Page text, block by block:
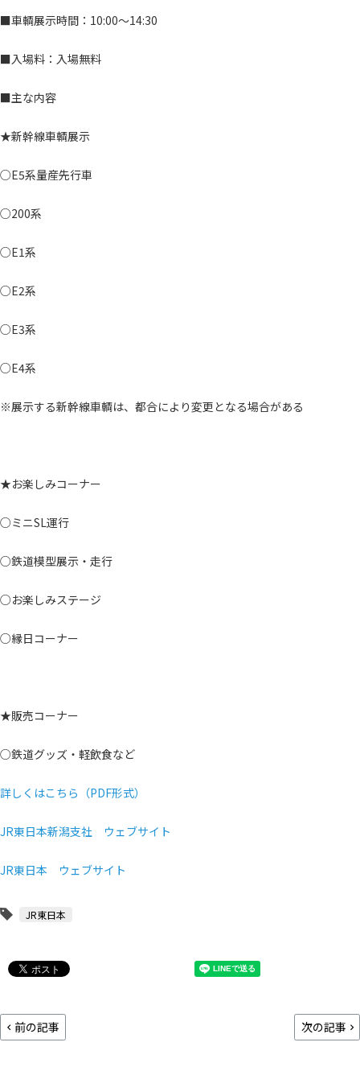
■車輌展示時間：10:00～14:30
■入場料：入場無料
■主な内容
★新幹線車輌展示
○E5系量産先行車
○200系
○E1系
○E2系
○E3系
○E4系
※展示する新幹線車輌は、都合により変更となる場合がある
★お楽しみコーナー
○ミニSL運行
○鉄道模型展示・走行
○お楽しみステージ
○縁日コーナー
★販売コーナー
○鉄道グッズ・軽飲食など
詳しくはこちら（PDF形式）
JR東日本新潟支社 ウェブサイト
JR東日本 ウェブサイト
JR東日本
前の記事 次の記事